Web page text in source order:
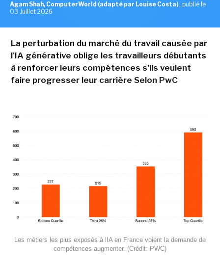
Agam Shah, ComputerWorld (adapté par Louise Costa) , publié le
03 Juillet 2026
La perturbation du marché du travail causée par
l'IA générative oblige les travailleurs débutants
à renforcer leurs compétences s'ils veulent
faire progresser leur carrière Selon PwC
Les métiers les plus exposés à lIA en France voient la demande de
compétences augmenter. (Crédit: PWC)